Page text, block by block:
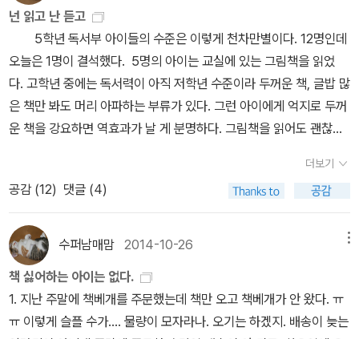
대도 도꼬마리는 변면술로 건방이와 같은 반 학생으로 위장해 있었
다. 변면술은 얼굴 근육을 혹사 시켜 얼굴을 변장시키는 기술. 성장을
멈추고 얼굴만 심하게 늙는 부작용이 있다. 우연한 기회로 회춘풀을
입수한 건방이. 회춘풀은 도꼬마리의 얼굴을 정상으로 돌릴 수 있는
풀이라 도꼬마리는 회춘풀을 노리게 되고....이 책은 어린이들의 전폭
적인 지지를 받은 비룡소에서 개최한 스토리킹 수상작이다. 스토리킹
상작을 가리는 문학상이다. 재미 면에서는 어린이들의 합격점을 받은
셈이다.기대했던 대로 재미있는 이야기를 들려주는 천효정 작가이지
만 아쉬움도 많다. <건방이의 건방진 수련기>의 문제점 세가지만 정
리해 보겠다. 첫째, 이야기의 개연성이 부족하다. 우연적 요소가 많이
개입된다. 원래 무협이라는 장르가 그렇기는 하겠지만 현대 문학에서
우연적 사건은 되도록 지양하는 것이 좋다. 둘째, 인물의 묘사가 치밀
하지 못하다. 특히 도꼬마리가 개과천선하게 되는 순간은 독자로서
이해하기 힘든 부분이다. 셋째, 가장 치명적인 문제는 사건의 전개가
넌 읽고 난 듣고
5학년 독서부 아이들의 수준은 이렇게 천차만별이다. 12명인데
오늘은 1명이 결석했다. 5명의 아이는 교실에 있는 그림책을 읽었
다. 고학년 중에는 독서력이 아직 저학년 수준이라 두꺼운 책, 글밥 많
은 책만 봐도 머리 아파하는 부류가 있다. 그런 아이에게 억지로 두꺼
운 책을 강요하면 역효과가 날 게 분명하다. 그림책을 읽어도 괜찮다
것보다는 그림책이라도 보는 게 훨씬 아이에게 득이 되지 않을까. 그
아이가 그림책에서 서서히 벗어날 수 있도록 재미있는 동화책을 추천
해주는 역할은 어른이 해야 한다. 본교는 동아리 활동을 2시간 블럭
타임으로 운영하는데 난 1시간은 오로지 책 읽는 시간으로 할애하고,
나머지 1시간은 간단한 독후활동을 했다. 2시간 내내 책 읽어라 하면
지겨워할까 봐. 독후 활동은 엄청 간단했다. 일명 ' 책 속의 보물 찾
기'라고 해서 책을 읽다 감동적인 부분, 창의적 표현이 있는 부분을 그
대로 필사하고 왜 그걸 보물이라고 생각하는지 간략하게 적는 거였
더보기
공감 (12) 댓글 (4)
수퍼남매맘 2014-10-26
책 싫어하는 아이는 없다.
1. 지난 주말에 책베개를 주문했는데 책만 오고 책베개가 안 왔다. ㅠ
ㅠ 이렇게 슬플 수가.... 물량이 모자라나. 오기는 하겠지. 배송이 늦는